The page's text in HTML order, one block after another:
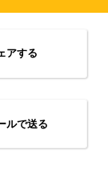
アする
ルで送る